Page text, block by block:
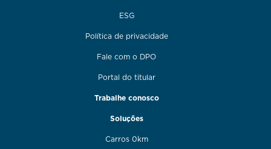
ESG
Política de privacidade
Fale com o DPO
Portal do titular
Trabalhe conosco
Soluções
Carros 0km